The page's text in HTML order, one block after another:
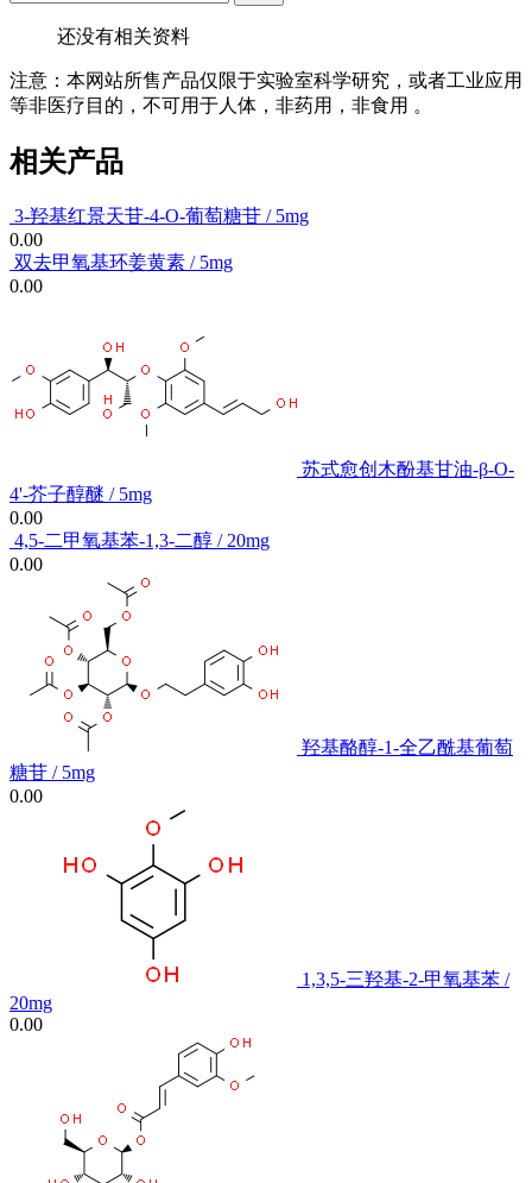
还没有相关资料
注意：本网站所售产品仅限于实验室科学研究，或者工业应用
等非医疗目的，不可用于人体，非药用，非食用 。
相关产品
3-羟基红景天苷-4-O-葡萄糖苷 / 5mg
0.00
双去甲氧基环姜黄素 / 5mg
0.00
苏式愈创木酚基甘油-β-O-
4'-芥子醇醚 / 5mg
0.00
4,5-二甲氧基苯-1,3-二醇 / 20mg
0.00
羟基酪醇-1-全乙酰基葡萄
糖苷 / 5mg
0.00
1,3,5-三羟基-2-甲氧基苯 /
20mg
0.00